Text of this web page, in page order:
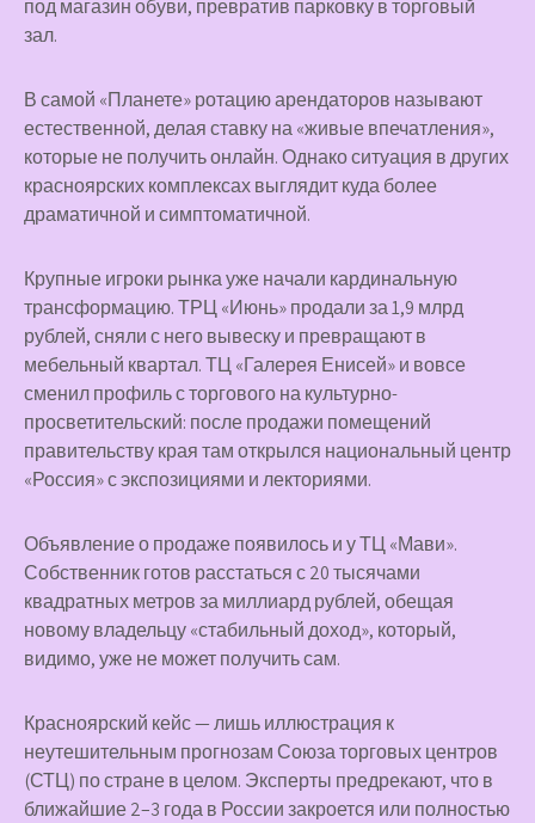
под магазин обуви, превратив парковку в торговый
зал.
В самой «Планете» ротацию арендаторов называют
естественной, делая ставку на «живые впечатления»,
которые не получить онлайн. Однако ситуация в других
красноярских комплексах выглядит куда более
драматичной и симптоматичной.
Крупные игроки рынка уже начали кардинальную
трансформацию. ТРЦ «Июнь» продали за 1,9 млрд
рублей, сняли с него вывеску и превращают в
мебельный квартал. ТЦ «Галерея Енисей» и вовсе
сменил профиль с торгового на культурно-
просветительский: после продажи помещений
правительству края там открылся национальный центр
«Россия» с экспозициями и лекториями.
Объявление о продаже появилось и у ТЦ «Мави».
Собственник готов расстаться с 20 тысячами
квадратных метров за миллиард рублей, обещая
новому владельцу «стабильный доход», который,
видимо, уже не может получить сам.
Красноярский кейс — лишь иллюстрация к
неутешительным прогнозам Союза торговых центров
(СТЦ) по стране в целом. Эксперты предрекают, что в
ближайшие 2–3 года в России закроется или полностью